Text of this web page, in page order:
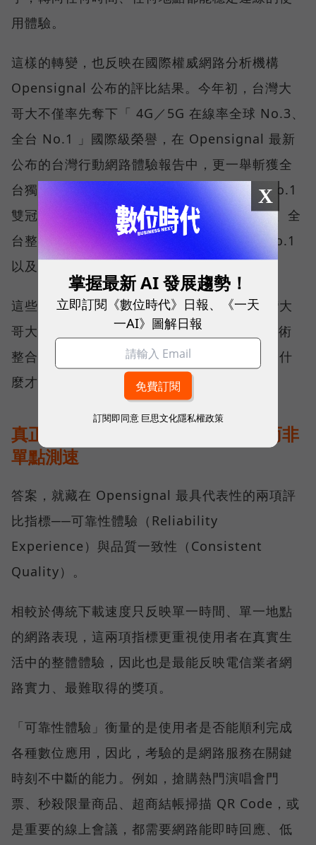
用體驗。
這樣的轉變，也反映在國際權威網路分析機構
Opensignal 公布的評比結果。今年初，台灣大
哥大不僅率先奪下「 4G／5G 在線率全球 No.3、
全台 No.1 」國際級榮譽，在 Opensignal 最新
公布的台灣行動網路體驗報告中，更一舉斬獲全
台獨有的「可靠性體驗」與「品質一致性」No.1
雙冠王，同時，包辦全台整體影音體驗 No.1、全
台整體語音體驗 No.1、全台 5G 語音體驗 No.1
以及全台網路在線率 No.1 多項榮譽。
這些獎項反映的不只是網路順暢，更代表台灣大
哥大長期投入頻譜布局、基地台建設與 5G 技術
整合所累積的成果，也讓外界重新思考：究竟什
麼才是真正的好網路？
真正的好網路，比的是長期穩定、而非
單點測速
答案，就藏在 Opensignal 最具代表性的兩項評
比指標──可靠性體驗（Reliability
Experience）與品質一致性（Consistent
Quality）。
相較於傳統下載速度只反映單一時間、單一地點
的網路表現，這兩項指標更重視使用者在真實生
活中的整體體驗，因此也是最能反映電信業者網
路實力、最難取得的獎項。
「可靠性體驗」衡量的是使用者是否能順利完成
各種數位應用，因此，考驗的是網路服務在關鍵
時刻不中斷的能力。例如，搶購熱門演唱會門
票、秒殺限量商品、超商結帳掃描 QR Code，或
是重要的線上會議，都需要網路能即時回應、低
X
掌握最新 AI 發展趨勢！
立即訂閱《數位時代》日報、《一天
一AI》圖解日報
訂閱即同意 巨思文化隱私權政策